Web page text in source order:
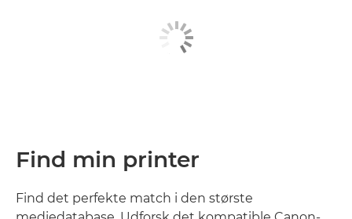
Find min printer
Find det perfekte match i den største